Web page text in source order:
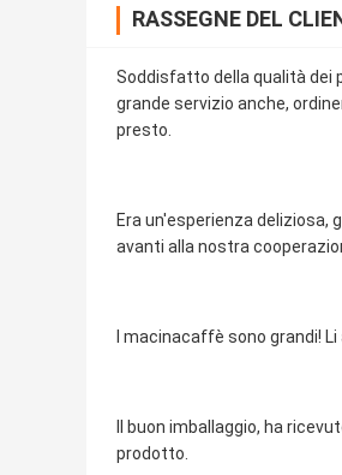
RASSEGNE DEL
Soddisfatto della qualità dei
grande servizio anche,
presto.
Era un'esperienza deliziosa,
avanti alla nostra
I macinacaffè sono grandi!
Il buon imballaggio, ha
prodotto.